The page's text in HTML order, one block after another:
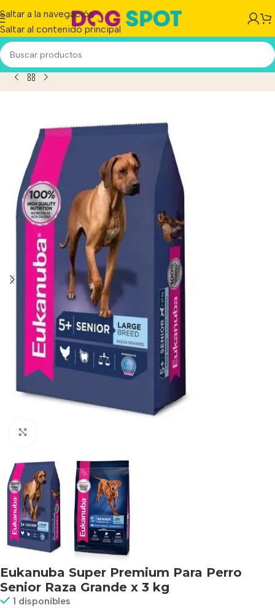
Saltar a la navegación
Saltar al contenido principal
Super Premium Para Perro Senior Raza Grande x 3 kg
Eukanuba Super Premium Para Perro
Senior Raza Grande x 3 kg
1 disponibles